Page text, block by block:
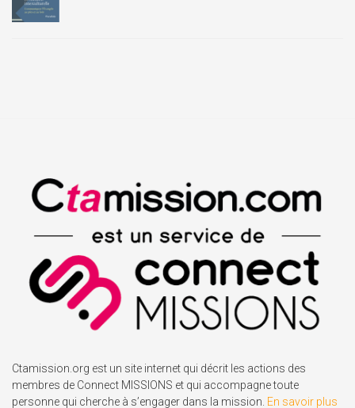
Ctamission.org est un site internet qui décrit les actions des
membres de Connect MISSIONS et qui accompagne toute
personne qui cherche à s’engager dans la mission. En savoir plus